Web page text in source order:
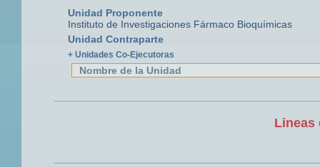
Unidad Proponente
Instituto de Investigaciones Fármaco Bioquímicas
Unidad Contraparte
+ Unidades Co-Ejecutoras
Nombre de la Unidad
Lineas